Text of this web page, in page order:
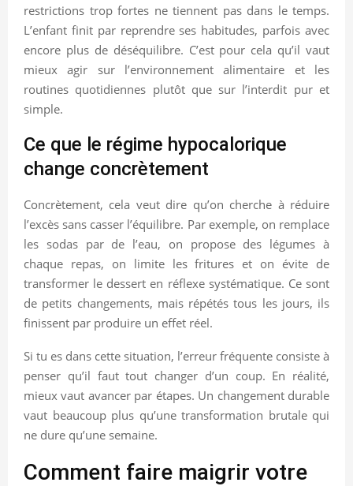
restrictions trop fortes ne tiennent pas dans le temps.
L’enfant finit par reprendre ses habitudes, parfois avec
encore plus de déséquilibre. C’est pour cela qu’il vaut
mieux agir sur l’environnement alimentaire et les
routines quotidiennes plutôt que sur l’interdit pur et
simple.
Ce que le régime hypocalorique
change concrètement
Concrètement, cela veut dire qu’on cherche à réduire
l’excès sans casser l’équilibre. Par exemple, on remplace
les sodas par de l’eau, on propose des légumes à
chaque repas, on limite les fritures et on évite de
transformer le dessert en réflexe systématique. Ce sont
de petits changements, mais répétés tous les jours, ils
finissent par produire un effet réel.
Si tu es dans cette situation, l’erreur fréquente consiste à
penser qu’il faut tout changer d’un coup. En réalité,
mieux vaut avancer par étapes. Un changement durable
vaut beaucoup plus qu’une transformation brutale qui
ne dure qu’une semaine.
Comment faire maigrir votre